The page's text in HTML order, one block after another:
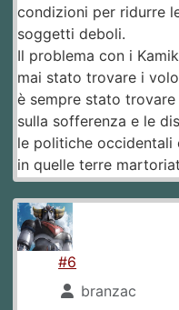
condizioni per ridurre
soggetti deboli.
Il problema con i
mai stato trovare i
è sempre stato
sulla sofferenza e le
le politiche occidentali
in quelle terre
#6
branzac